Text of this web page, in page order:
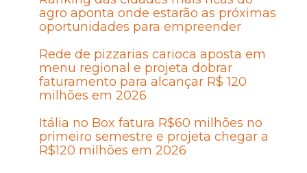
agro aponta onde estarão as próximas
oportunidades para empreender
Rede de pizzarias carioca aposta em
menu regional e projeta dobrar
faturamento para alcançar R$ 120
milhões em 2026
Itália no Box fatura R$60 milhões no
primeiro semestre e projeta chegar a
R$120 milhões em 2026